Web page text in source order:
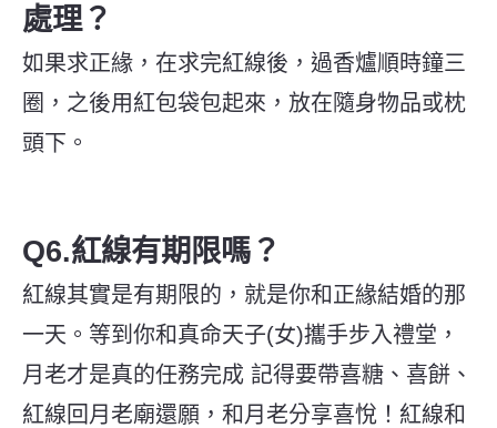
處理？
如果求正緣，在求完紅線後，過香爐順時鐘三
圈，之後用紅包袋包起來，放在隨身物品或枕
頭下。
Q6.紅線有期限嗎？
紅線其實是有期限的，就是你和正緣結婚的那
一天。等到你和真命天子(女)攜手步入禮堂，
月老才是真的任務完成 記得要帶喜糖、喜餅、
紅線回月老廟還願，和月老分享喜悅！紅線和